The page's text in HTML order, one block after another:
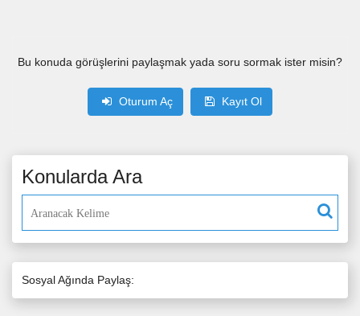
Bu konuda görüşlerini paylaşmak yada soru sormak ister misin?
Oturum Aç Kayıt Ol
Konularda Ara
Sosyal Ağında Paylaş: